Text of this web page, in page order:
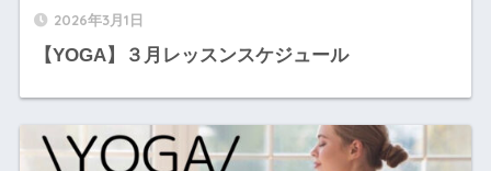
2026年3月1日
【YOGA】３月レッスンスケジュール